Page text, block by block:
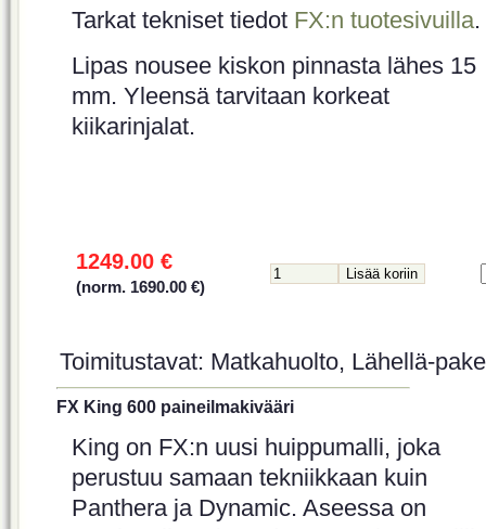
Tarkat tekniset tiedot FX:n tuotesivuilla.
Lipas nousee kiskon pinnasta lähes 15
mm. Yleensä tarvitaan korkeat
kiikarinjalat.
1249.00 €
(norm. 1690.00 €)
Toimitustavat: Matkahuolto, Lähellä-
FX King 600 paineilmakivääri
King on FX:n uusi huippumalli, joka
perustuu samaan tekniikkaan kuin
Panthera ja Dynamic. Aseessa on